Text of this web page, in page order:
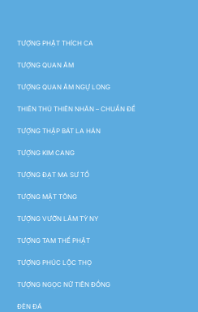
TƯỢNG PHẬT THÍCH CA
TƯỢNG QUAN ÂM
TƯỢNG QUAN ÂM NGỰ LONG
THIÊN THỦ THIÊN NHÃN – CHUẨN ĐỀ
TƯỢNG THẬP BÁT LA HÁN
TƯỢNG KIM CANG
TƯỢNG ĐẠT MA SƯ TỔ
TƯỢNG MẬT TÔNG
TƯỢNG VƯỜN LÂM TỲ NY
TƯỢNG TAM THẾ PHẬT
TƯỢNG PHÚC LỘC THỌ
TƯỢNG NGỌC NỮ TIÊN ĐỒNG
ĐÈN ĐÁ